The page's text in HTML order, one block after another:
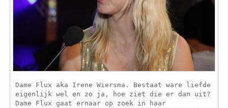
Dame Flux aka Irene Wiersma. Bestaat ware liefde
eigenlijk wel en zo ja, hoe ziet die er dan uit?
Dame Flux gaat ernaar op zoek in haar